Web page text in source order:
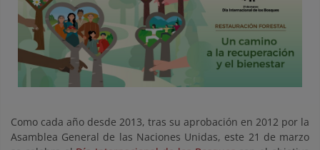
Como cada año desde 2013, tras su aprobación en 2012 por la
Asamblea General de las Naciones Unidas, este 21 de marzo